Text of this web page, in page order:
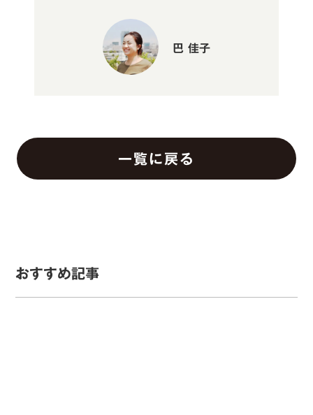
巴 佳子
一覧に戻る
おすすめ記事